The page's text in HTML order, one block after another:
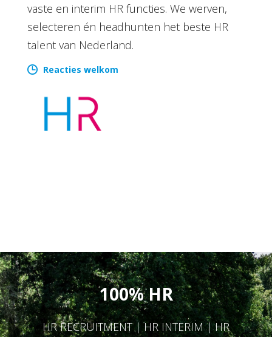
vaste en interim HR functies. We werven,
selecteren én headhunten het beste HR
talent van Nederland.
Reacties welkom
100% HR
HR RECRUITMENT | HR INTERIM | HR